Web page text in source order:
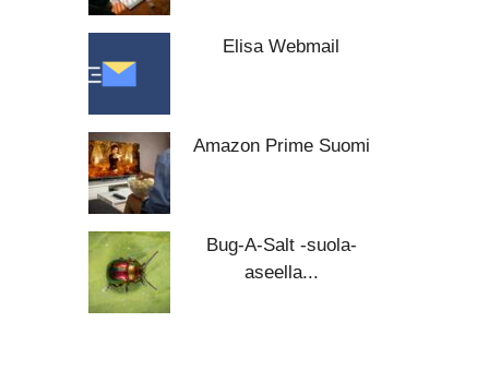
Elisa Webmail
Amazon Prime Suomi
Bug-A-Salt -suola-
aseella...